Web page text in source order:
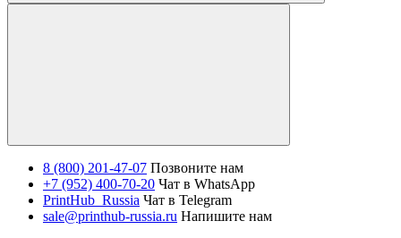
8 (800) 201-47-07 Позвоните нам
+7 (952) 400-70-20 Чат в WhatsApp
PrintHub_Russia Чат в Telegram
sale@printhub-russia.ru Напишите нам